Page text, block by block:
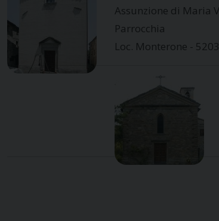
Assunzione di Maria
Parrocchia
Loc. Monterone -